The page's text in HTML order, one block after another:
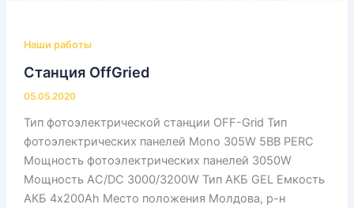
Наши работы
Станция OffGried
05.05.2020
Тип фотоэлектрической станции OFF-Grid Тип
фотоэлектрических панелей Mono 305W 5BB PERC
Мощность фотоэлектрических панелей 3050W
Мощность AC/DC 3000/3200W Тип АКБ GEL Емкость
АКБ 4x200Ah Место положения Молдова, р-н